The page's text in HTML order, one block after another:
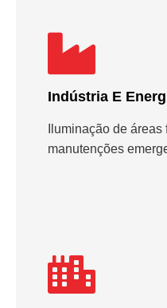
Indústria E
Iluminação de
manutenções